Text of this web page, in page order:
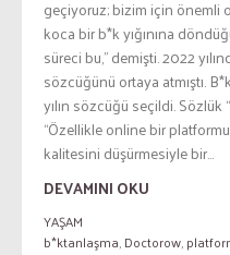
geçiyoruz; bizim için önemli
koca bir b*k yığınına
süreci bu,” demişti. 2022
sözcüğünü ortaya atmıştı.
yılın sözcüğü seçildi. Sözlük
“Özellikle online bir
kalitesini düşürmesiyle bir...
DEVAMINI OKU
YAŞAM
b*ktanlaşma,Doctorow,